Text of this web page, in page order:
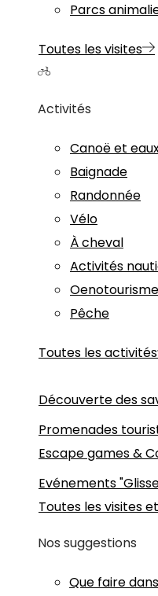
Parcs
Toutes les visites
Activités
Canoë et
Baignade
Randonnée
Vélo
À cheval
Activités
Oenotourisme
Pêche
Toutes les activités
Découverte des
Promenades
Escape games &
Evénements
Toutes les visites
Nos suggestions
Que faire